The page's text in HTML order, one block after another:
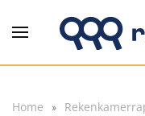
Overslaan en
Home